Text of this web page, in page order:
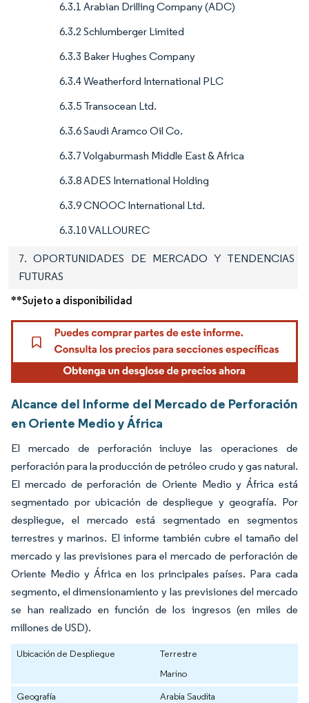
6.3.1 Arabian Drilling Company (ADC)
6.3.2 Schlumberger Limited
6.3.3 Baker Hughes Company
6.3.4 Weatherford International PLC
6.3.5 Transocean Ltd.
6.3.6 Saudi Aramco Oil Co.
6.3.7 Volgaburmash Middle East & Africa
6.3.8 ADES International Holding
6.3.9 CNOOC International Ltd.
6.3.10 VALLOUREC
7. OPORTUNIDADES DE MERCADO Y TENDENCIAS
FUTURAS
**Sujeto a disponibilidad
Alcance del Informe del Mercado de Perforación
en Oriente Medio y África
El mercado de perforación incluye las operaciones de
perforación para la producción de petróleo crudo y gas natural.
El mercado de perforación de Oriente Medio y África está
segmentado por ubicación de despliegue y geografía. Por
despliegue, el mercado está segmentado en segmentos
terrestres y marinos. El informe también cubre el tamaño del
mercado y las previsiones para el mercado de perforación de
Oriente Medio y África en los principales países. Para cada
segmento, el dimensionamiento y las previsiones del mercado
se han realizado en función de los ingresos (en miles de
millones de USD).
Ubicación de Despliegue
Terrestre
Marino
Geografía
Arabia Saudita